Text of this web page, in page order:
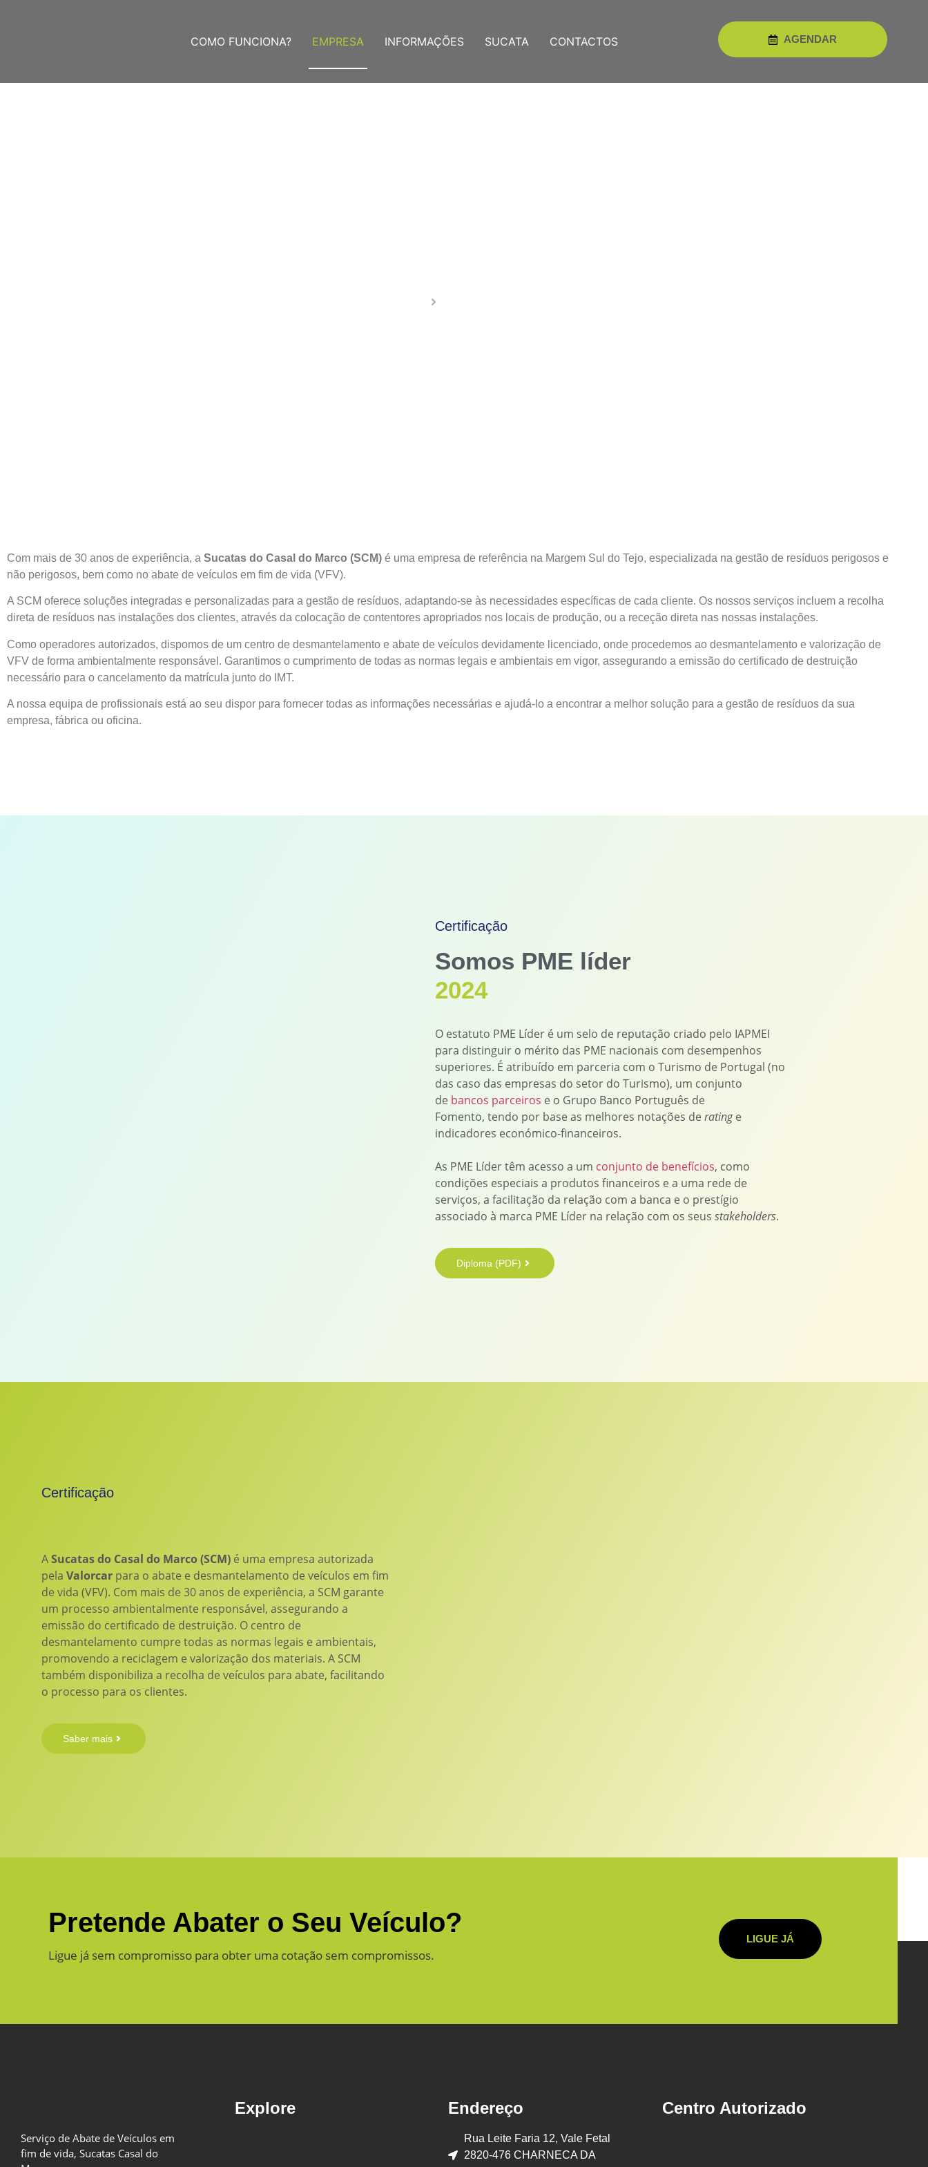
COMO FUNCIONA? EMPRESA INFORMAÇÕES SUCATA CONTACTOS AGENDAR
Com mais de 30 anos de experiência, a Sucatas do Casal do Marco (SCM) é uma empresa de referência na Margem Sul do Tejo, especializada na gestão de resíduos perigosos e
não perigosos, bem como no abate de veículos em fim de vida (VFV).
A SCM oferece soluções integradas e personalizadas para a gestão de resíduos, adaptando-se às necessidades específicas de cada cliente. Os nossos serviços incluem a recolha
direta de resíduos nas instalações dos clientes, através da colocação de contentores apropriados nos locais de produção, ou a receção direta nas nossas instalações.
Como operadores autorizados, dispomos de um centro de desmantelamento e abate de veículos devidamente licenciado, onde procedemos ao desmantelamento e valorização de
VFV de forma ambientalmente responsável. Garantimos o cumprimento de todas as normas legais e ambientais em vigor, assegurando a emissão do certificado de destruição
necessário para o cancelamento da matrícula junto do IMT.
A nossa equipa de profissionais está ao seu dispor para fornecer todas as informações necessárias e ajudá-lo a encontrar a melhor solução para a gestão de resíduos da sua
empresa, fábrica ou oficina.
Certificação
Somos PME líder
2024
O estatuto PME Líder é um selo de reputação criado pelo IAPMEI
para distinguir o mérito das PME nacionais com desempenhos
superiores. É atribuído em parceria com o Turismo de Portugal (no
das caso das empresas do setor do Turismo), um conjunto
de bancos parceiros e o Grupo Banco Português de
Fomento, tendo por base as melhores notações de ratinge
indicadores económico-financeiros.
As PME Líder têm acesso a um conjunto de benefícios, como
condições especiais a produtos financeiros e a uma rede de
serviços, a facilitação da relação com a banca e o prestígio
associado à marca PME Líder na relação com os seus stakeholders.
Diploma (PDF)
Certificação
ASucatas do Casal do Marco (SCM) é uma empresa autorizada
pela Valorcar para o abate e desmantelamento de veículos em fim
de vida (VFV). Com mais de 30 anos de experiência, a SCM garante
um processo ambientalmente responsável, assegurando a
emissão do certificado de destruição. O centro de
desmantelamento cumpre todas as normas legais e ambientais,
promovendo a reciclagem e valorização dos materiais. A SCM
também disponibiliza a recolha de veículos para abate, facilitando
o processo para os clientes.
Saber mais
Pretende Abater o Seu Veículo?
Ligue já sem compromisso para obter uma cotação sem compromissos.
LIGUE JÁ
Serviço de Abate de Veículos em
fim de vida, Sucatas Casal do
Explore Endereço
Rua Leite Faria 12, Vale Fetal
2820-476 CHARNECA DA
Centro Autorizado